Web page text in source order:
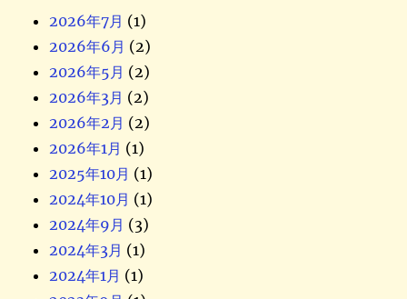
2026年7月 (1)
2026年6月 (2)
2026年5月 (2)
2026年3月 (2)
2026年2月 (2)
2026年1月 (1)
2025年10月 (1)
2024年10月 (1)
2024年9月 (3)
2024年3月 (1)
2024年1月 (1)